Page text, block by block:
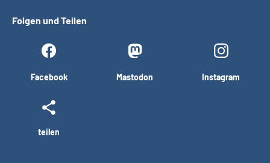
Folgen und Teilen
Facebook Mastodon Instagram
teilen